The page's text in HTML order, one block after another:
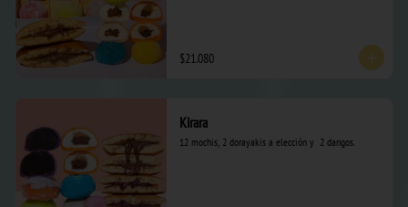
$21.080
Kirara
12 mochis, 2 dorayakis a elección y  2 dangos.